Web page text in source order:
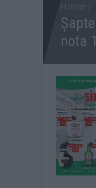
Home
nota